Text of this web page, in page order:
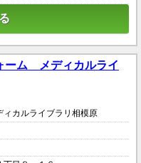
ーム メディカルライ
カルライブラリ相模原